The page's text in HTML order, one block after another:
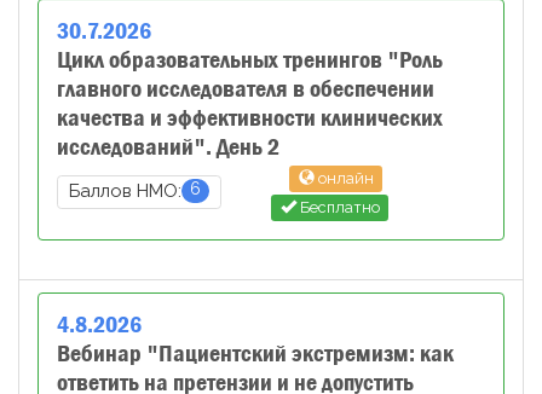
30.7.2026
Цикл образовательных тренингов "Роль
главного исследователя в обеспечении
качества и эффективности клинических
исследований". День 2
Баллов НМО: 6
онлайн
Бесплатно
4.8.2026
Вебинар "Пациентский экстремизм: как
ответить на претензии и не допустить